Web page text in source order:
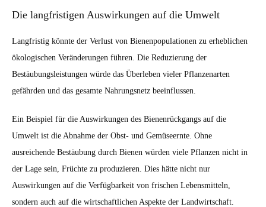
Die langfristigen Auswirkungen auf die Umwelt
Langfristig könnte der Verlust von Bienenpopulationen zu erheblichen
ökologischen Veränderungen führen. Die Reduzierung der
Bestäubungsleistungen würde das Überleben vieler Pflanzenarten
gefährden und das gesamte Nahrungsnetz beeinflussen.
Ein Beispiel für die Auswirkungen des Bienenrückgangs auf die
Umwelt ist die Abnahme der Obst- und Gemüseernte. Ohne
ausreichende Bestäubung durch Bienen würden viele Pflanzen nicht in
der Lage sein, Früchte zu produzieren. Dies hätte nicht nur
Auswirkungen auf die Verfügbarkeit von frischen Lebensmitteln,
sondern auch auf die wirtschaftlichen Aspekte der Landwirtschaft.